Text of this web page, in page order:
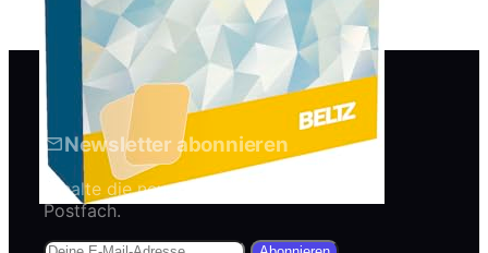
Newsletter abonnieren
Erhalte die neuesten Artikel direkt in dein
Postfach.